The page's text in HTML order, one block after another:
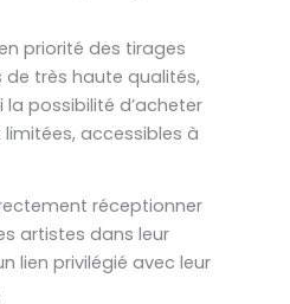
priorité des tirages
très haute qualités,
possibilité d’acheter
accessibles à
réceptionner
artistes dans leur
lien privilégié avec leur